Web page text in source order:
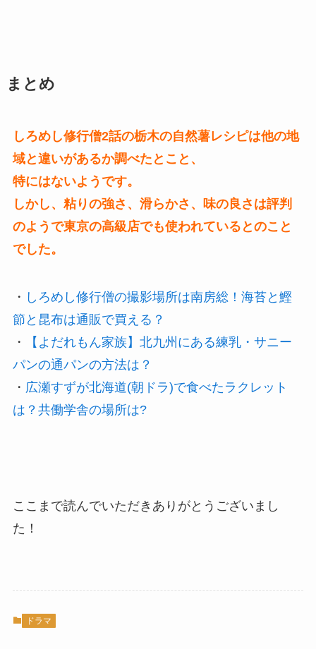
まとめ
しろめし修行僧2話の栃木の自然薯レシピは他の地
域と違いがあるか調べたとこと、
特にはないようです。
しかし、粘りの強さ、滑らかさ、味の良さは評判
のようで東京の高級店でも使われているとのこと
でした。
・ しろめし修行僧の撮影場所は南房総！海苔と鰹
節と昆布は通販で買える？
・
【よだれもん家族】北九州にある練乳・サニー
パンの通パンの方法は？
・ 広瀬すずが北海道(朝ドラ)で食べたラクレット
は？共働学舎の場所は?
ここまで読んでいただきありがとうございまし
た！
ドラマ